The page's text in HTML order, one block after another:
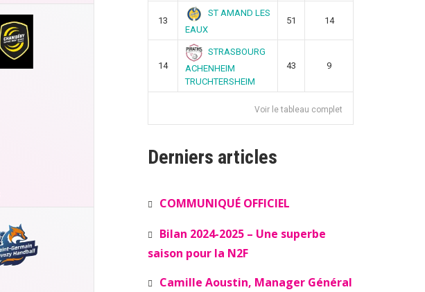
13
ST AMAND LES
EAUX
51 14
14
STRASBOURG
ACHENHEIM
TRUCHTERSHEIM
43 9
Voir le tableau complet
Derniers articles
COMMUNIQUÉ OFFICIEL
Bilan 2024-2025 – Une superbe
saison pour la N2F
Camille Aoustin, Manager Général